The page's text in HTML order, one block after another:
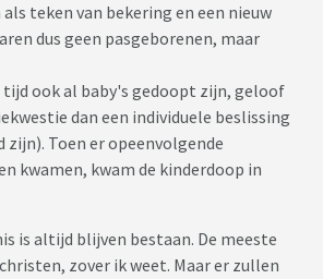
teken van bekering en een nieuw
dus geen pasgeborenen, maar
tijd ook al baby's gedoopt zijn, geloof
dan een individuele beslissing
zijn). Toen er opeenvolgende
kwamen, kwam de kinderdoop in
is altijd blijven bestaan. De meeste
zover ik weet. Maar er zullen